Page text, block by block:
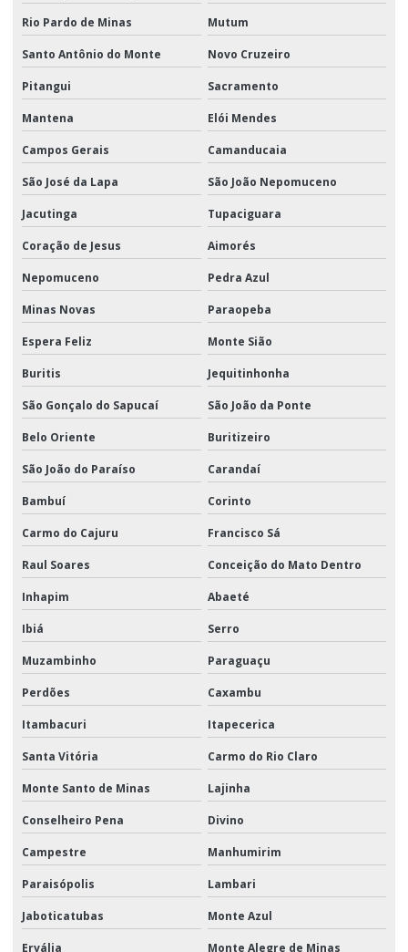
Rio Pardo de Minas Mutum
Santo Antônio do Monte Novo Cruzeiro
Pitangui Sacramento
Mantena Elói Mendes
Campos Gerais Camanducaia
São José da Lapa São João Nepomuceno
Jacutinga Tupaciguara
Coração de Jesus Aimorés
Nepomuceno Pedra Azul
Minas Novas Paraopeba
Espera Feliz Monte Sião
Buritis Jequitinhonha
São Gonçalo do Sapucaí São João da Ponte
Belo Oriente Buritizeiro
São João do Paraíso Carandaí
Bambuí Corinto
Carmo do Cajuru Francisco Sá
Raul Soares Conceição do Mato Dentro
Inhapim Abaeté
Ibiá Serro
Muzambinho Paraguaçu
Perdões Caxambu
Itambacuri Itapecerica
Santa Vitória Carmo do Rio Claro
Monte Santo de Minas Lajinha
Conselheiro Pena Divino
Campestre Manhumirim
Paraisópolis Lambari
Jaboticatubas Monte Azul
Ervália Monte Alegre de Minas